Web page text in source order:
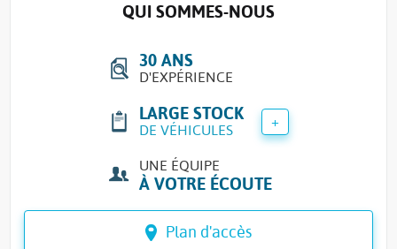
QUI SOMMES-NOUS
30 ANS
D'EXPÉRIENCE
LARGE STOCK
DE VÉHICULES
+
UNE ÉQUIPE
À VOTRE ÉCOUTE
Plan d'accès